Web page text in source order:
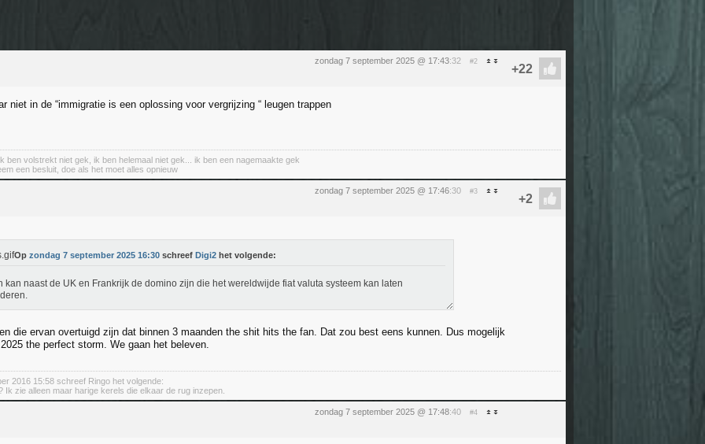
zondag 7 september 2025 @ 17:43:32 #2
niet in de “immigratie is een oplossing voor vergrijzing “ leugen trappen
ben volstrekt niet gek, ik ben helemaal niet gek... ik ben een nagemaakte gek
een besluit, doe als het moet alles opnieuw
zondag 7 september 2025 @ 17:46:30 #3
Op zondag 7 september 2025 16:30 schreef Digi2 het volgende:
kan naast de UK en Frankrijk de domino zijn die het wereldwijde fiat valuta systeem kan laten
die ervan overtuigd zijn dat binnen 3 maanden the shit hits the fan. Dat zou best eens kunnen. Dus mogelijk
the perfect storm. We gaan het beleven.
2016 15:58 schreef Ringo het volgende:
Ik zie alleen maar harige kerels die elkaar de rug inzepen.
zondag 7 september 2025 @ 17:48:40 #4